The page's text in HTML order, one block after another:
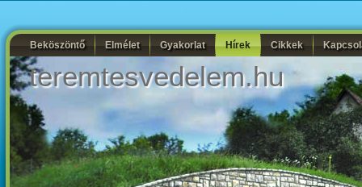
Beköszöntő Elmélet Gyakorlat Hírek Cikkek
teremtesvedelem.hu